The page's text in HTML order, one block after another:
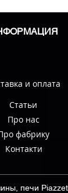
и оплата
Статьи
Про нас
фабрику
Контакти
печи